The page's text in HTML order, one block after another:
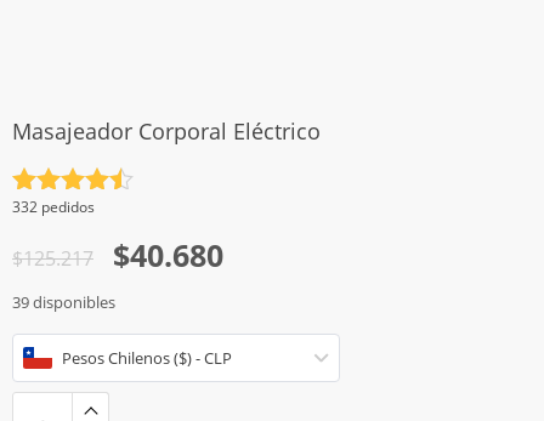
Masajeador Corporal Eléctrico
Valorado
con
de 5
332 pedidos
$125.217
El
precio
original
era:
$125.217.
$40.680
El
precio
actual
es:
$40.680.
39 disponibles
Pesos Chilenos ($) - CLP